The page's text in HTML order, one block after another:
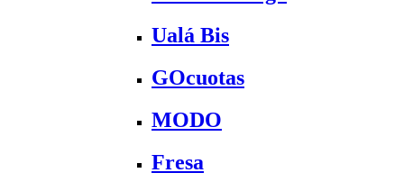
Ualá Bis
GOcuotas
MODO
Fresa